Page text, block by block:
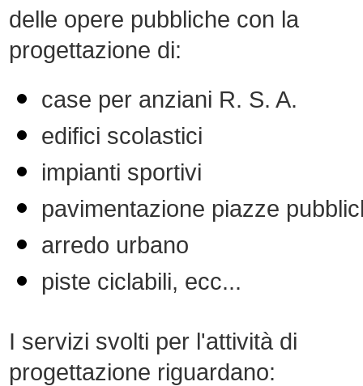
delle opere pubbliche con la
progettazione di:
case per anziani R. S. A.
edifici scolastici
impianti sportivi
pavimentazione piazze
arredo urbano
piste ciclabili, ecc...
I servizi svolti per l'attività di
progettazione riguardano: